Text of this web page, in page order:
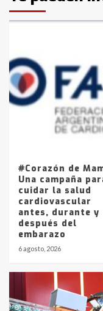
3
en la
4
joven
Los
La
entre
#Corazón de
Una campaña
cuidar la salud
cardiovascular
antes, durante y
después del
embarazo
6 agosto, 2026